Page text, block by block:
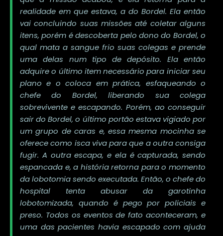
realidade em que estava, a do Bordel. Ela então
vai concluindo suas missões até coletar alguns
itens, porém é descoberta pelo dono do Bordel, o
qual mata a sangue frio suas colegas e prende
uma delas num tipo de depósito. Ela então
adquire o último item necessário para iniciar seu
plano e o coloca em prática, esfaqueando o
chefe do Bordel, liberando sua colega
sobrevivente e escapando. Porém, ao conseguir
sair do Bordel, o último portão estava vigiado por
um grupo de caras e, essa mesma mocinha se
oferece como isca viva para que a outra consiga
fugir. A outra escapa, e ela é capturada, sendo
espancada e, a história retorna para o momento
da lobotomia sendo executada. Então, o chefe do
hospital tenta abusar da garotinha
lobotomizada, quando é pego por policiais e
preso. Todos os eventos de fato aconteceram, e
uma das pacientes havia escapado com ajuda